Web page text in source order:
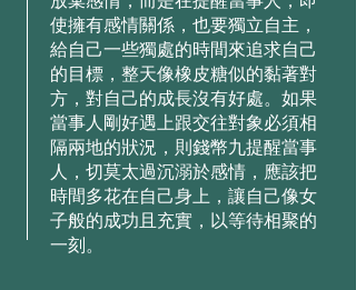
使擁有感情關係，也要獨⽴⾃主，
給⾃⼰⼀些獨處的時間來追求⾃⼰
的⽬標，整天像橡⽪糖似的黏著對
⽅，對⾃⼰的成⻑沒有好處。如果
當事⼈剛好遇上跟交往對象必須相
隔兩地的狀況，則錢幣九提醒當事
⼈，切莫太過沉溺於感情，應該把
時間多花在⾃⼰⾝上，讓⾃⼰像⼥
⼦般的成功且充實，以等待相聚的
⼀刻。